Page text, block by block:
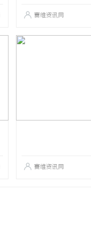
赛维资讯网
赛维资讯网